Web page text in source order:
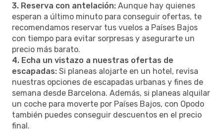
3. Reserva con antelación: Aunque hay quienes
esperan a último minuto para conseguir ofertas, te
recomendamos reservar tus vuelos a Países Bajos
con tiempo para evitar sorpresas y asegurarte un
precio más barato.
4. Echa un vistazo a nuestras ofertas de
escapadas: Si planeas alojarte en un hotel, revisa
nuestras opciones de escapadas urbanas y fines de
semana desde Barcelona. Además, si planeas alquilar
un coche para moverte por Países Bajos, con Opodo
también puedes conseguir descuentos en el precio
final.